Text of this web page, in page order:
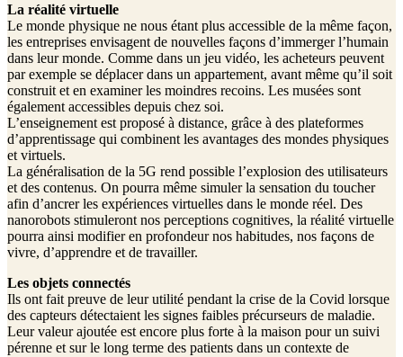
La réalité virtuelle
Le monde physique ne nous étant plus accessible de la même façon,
les entreprises envisagent de nouvelles façons d’immerger l’humain
dans leur monde. Comme dans un jeu vidéo, les acheteurs peuvent
par exemple se déplacer dans un appartement, avant même qu’il soit
construit et en examiner les moindres recoins. Les musées sont
également accessibles depuis chez soi.
L’enseignement est proposé à distance, grâce à des plateformes
d’apprentissage qui combinent les avantages des mondes physiques
et virtuels.
La généralisation de la 5G rend possible l’explosion des utilisateurs
et des contenus. On pourra même simuler la sensation du toucher
afin d’ancrer les expériences virtuelles dans le monde réel. Des
nanorobots stimuleront nos perceptions cognitives, la réalité virtuelle
pourra ainsi modifier en profondeur nos habitudes, nos façons de
vivre, d’apprendre et de travailler.
Les objets connectés
Ils ont fait preuve de leur utilité pendant la crise de la Covid lorsque
des capteurs détectaient les signes faibles précurseurs de maladie.
Leur valeur ajoutée est encore plus forte à la maison pour un suivi
pérenne et sur le long terme des patients dans un contexte de